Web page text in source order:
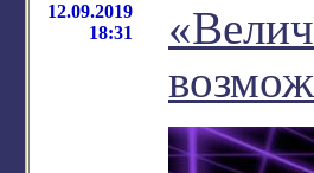
12.09.2019
18:31